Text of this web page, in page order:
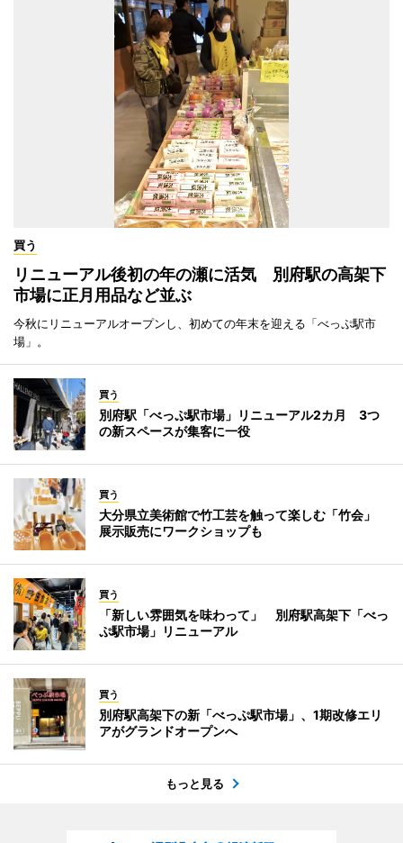
買う
リニューアル後初の年の瀬に活気 別府駅の高架下
市場に正月用品など並ぶ
今秋にリニューアルオープンし、初めての年末を迎える「べっぷ駅市
場」。
買う
別府駅「べっぷ駅市場」リニューアル2カ月 3つ
の新スペースが集客に一役
買う
大分県立美術館で竹工芸を触って楽しむ「竹会」
展示販売にワークショップも
買う
「新しい雰囲気を味わって」 別府駅高架下「べっ
ぷ駅市場」リニューアル
買う
別府駅高架下の新「べっぷ駅市場」、1期改修エリ
アがグランドオープンへ
もっと見る